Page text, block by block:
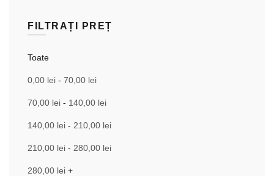
FILTRAȚI PREȚ
Toate
0,00 lei - 70,00 lei
70,00 lei - 140,00 lei
140,00 lei - 210,00 lei
210,00 lei - 280,00 lei
280,00 lei +